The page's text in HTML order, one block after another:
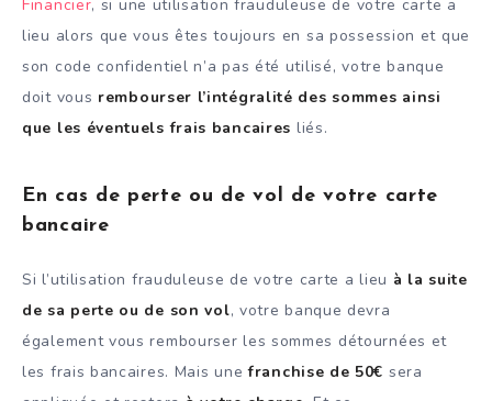
Financier, si une utilisation frauduleuse de votre carte a
lieu alors que vous êtes toujours en sa possession et que
son code confidentiel n’a pas été utilisé, votre banque
doit vous rembourser l’intégralité des sommes ainsi
que les éventuels frais bancaires liés.
En cas de perte ou de vol de votre carte
bancaire
Si l’utilisation frauduleuse de votre carte a lieu à la suite
de sa perte ou de son vol, votre banque devra
également vous rembourser les sommes détournées et
les frais bancaires. Mais unefranchise de 50€ sera